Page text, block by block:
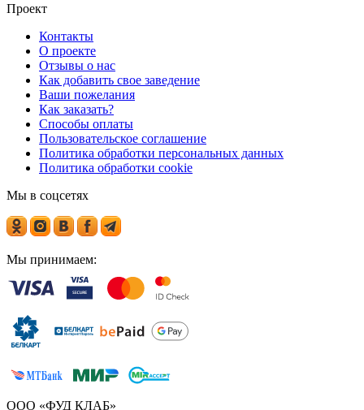
Проект
Контакты
О проекте
Отзывы о нас
Как добавить свое заведение
Ваши пожелания
Как заказать?
Способы оплаты
Пользовательское соглашение
Политика обработки персональных данных
Политика обработки cookie
Мы в соцсетях
Мы принимаем:
ООО «ФУД КЛАБ»